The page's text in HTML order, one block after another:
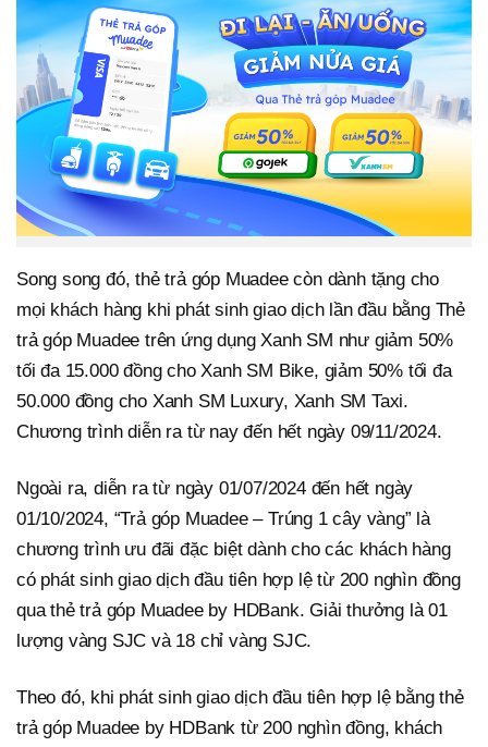
Song song đó, thẻ trả góp Muadee còn dành tặng cho
mọi khách hàng khi phát sinh giao dịch lần đầu bằng Thẻ
trả góp Muadee trên ứng dụng Xanh SM như giảm 50%
tối đa 15.000 đồng cho Xanh SM Bike, giảm 50% tối đa
50.000 đồng cho Xanh SM Luxury, Xanh SM Taxi.
Chương trình diễn ra từ nay đến hết ngày 09/11/2024.
Ngoài ra, diễn ra từ ngày 01/07/2024 đến hết ngày
01/10/2024, “Trả góp Muadee – Trúng 1 cây vàng” là
chương trình ưu đãi đặc biệt dành cho các khách hàng
có phát sinh giao dịch đầu tiên hợp lệ từ 200 nghìn đồng
qua thẻ trả góp Muadee by HDBank. Giải thưởng là 01
lượng vàng SJC và 18 chỉ vàng SJC.
Theo đó, khi phát sinh giao dịch đầu tiên hợp lệ bằng thẻ
trả góp Muadee by HDBank từ 200 nghìn đồng, khách